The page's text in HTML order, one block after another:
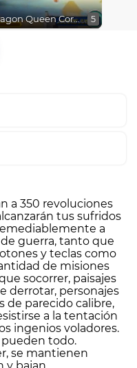
Dragon Queen Coronation Day 5
a 350 revoluciones
tus sufridos
a
guerra, tanto que
y teclas como
de misiones
socorrer, paisajes
derrotar, personajes
de parecido calibre,
a la tentación
ingenios voladores.
pueden todo.
se mantienen